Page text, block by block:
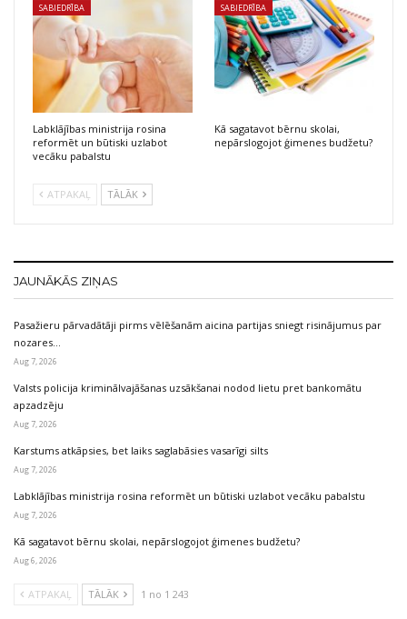
SABIEDRĪBA
Labklājības ministrija rosina
reformēt un būtiski uzlabot
vecāku pabalstu
SABIEDRĪBA
Kā sagatavot bērnu skolai,
nepārslogojot ģimenes budžetu?
ATPAKAĻ TĀLĀK
JAUNĀKĀS ZIŅAS
Pasažieru pārvadātāji pirms vēlēšanām aicina partijas sniegt risinājumus par
nozares…
Aug 7, 2026
Valsts policija kriminālvajāšanas uzsākšanai nodod lietu pret bankomātu
apzadzēju
Aug 7, 2026
Karstums atkāpsies, bet laiks saglabāsies vasarīgi silts
Aug 7, 2026
Labklājības ministrija rosina reformēt un būtiski uzlabot vecāku pabalstu
Aug 7, 2026
Kā sagatavot bērnu skolai, nepārslogojot ģimenes budžetu?
Aug 6, 2026
ATPAKAĻ TĀLĀK 1 no 1 243